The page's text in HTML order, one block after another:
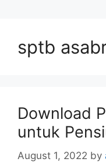
sptb
Download
untuk
August 1, 2022 by